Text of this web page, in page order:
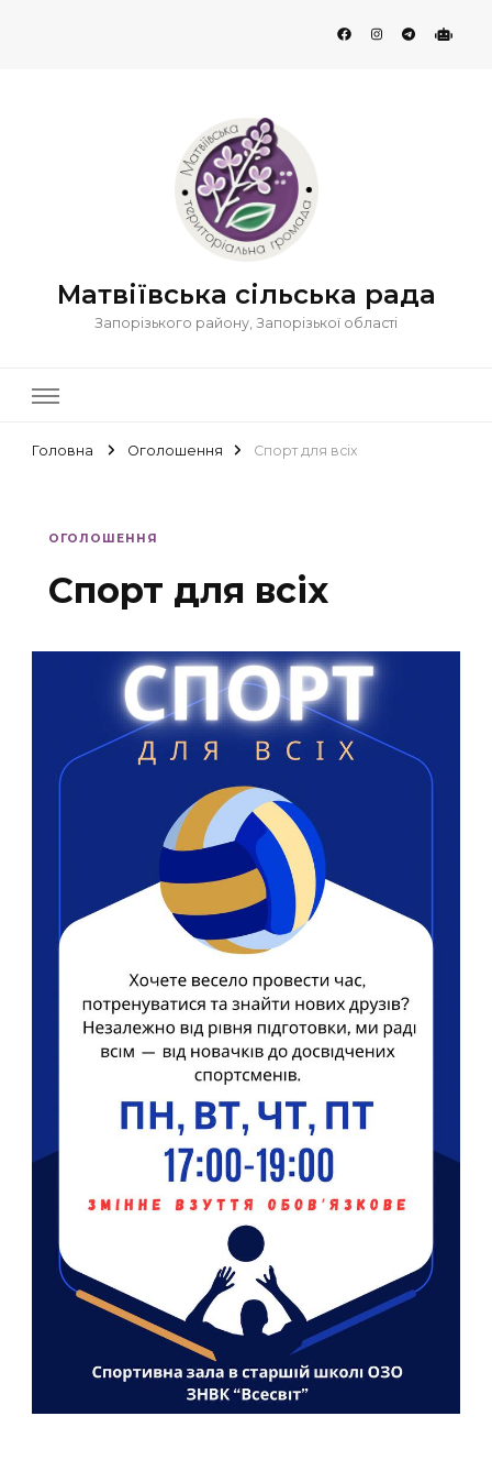
Матвіївська сільська рада
Запорізького району, Запорізької області
Головна Оголошення Спорт для всіх
ОГОЛОШЕННЯ
Спорт для всіх